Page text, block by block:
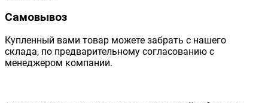
Самовывоз
Купленный вами товар можете забрать с нашего
склада, по предварительному согласованию с
менеджером компании.